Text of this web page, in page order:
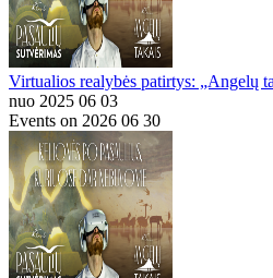
Virtualios realybės patirtys: „Angelų
nuo 2025 06 03
Events on 2026 06 30